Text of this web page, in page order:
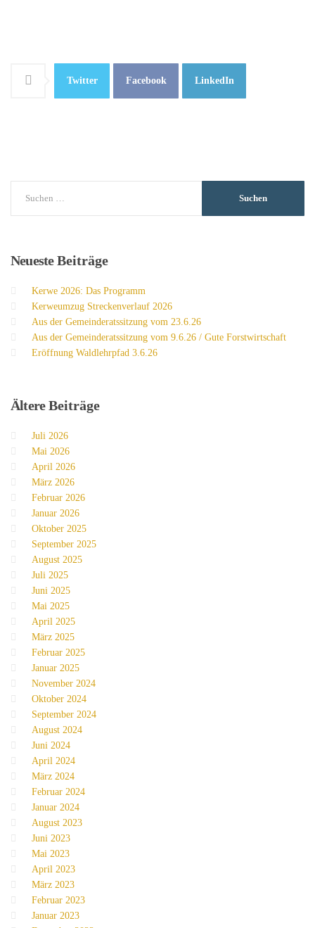
Twitter Facebook LinkedIn
NeuesteBeiträge
Kerwe 2026: Das Programm
Kerweumzug Streckenverlauf 2026
Aus der Gemeinderatssitzung vom 23.6.26
Aus der Gemeinderatssitzung vom 9.6.26 / Gute Forstwirtschaft
Eröffnung Waldlehrpfad 3.6.26
ÄltereBeiträge
Juli 2026
Mai 2026
April 2026
März 2026
Februar 2026
Januar 2026
Oktober 2025
September 2025
August 2025
Juli 2025
Juni 2025
Mai 2025
April 2025
März 2025
Februar 2025
Januar 2025
November 2024
Oktober 2024
September 2024
August 2024
Juni 2024
April 2024
März 2024
Februar 2024
Januar 2024
August 2023
Juni 2023
Mai 2023
April 2023
März 2023
Februar 2023
Januar 2023